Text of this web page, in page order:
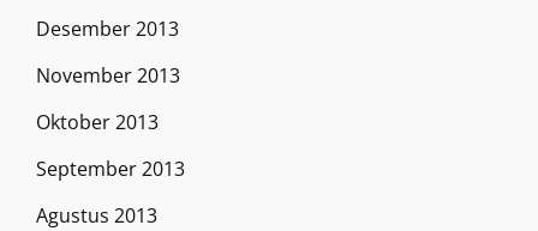
Desember 2013
November 2013
Oktober 2013
September 2013
Agustus 2013